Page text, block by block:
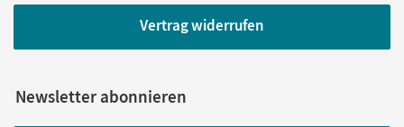
Vertrag widerrufen
Newsletter abonnieren